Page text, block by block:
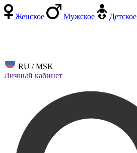
Женское Мужское Детское
RU / MSK
Личный кабинет